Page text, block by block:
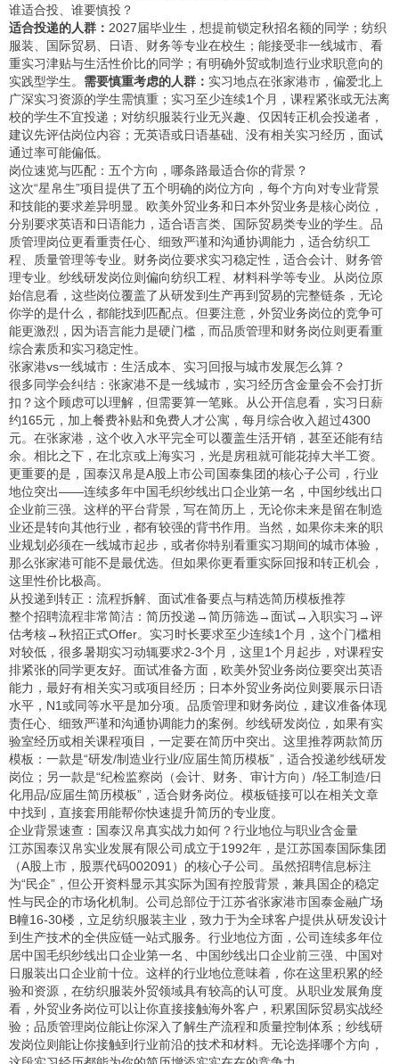
谁适合投、谁要慎投？
适合投递的人群： 2027届毕业生，想提前锁定秋招名额的同学；纺织
服装、国际贸易、日语、财务等专业在校生；能接受非一线城市、看
重实习津贴与生活性价比的同学；有明确外贸或制造行业求职意向的
实践型学生。 需要慎重考虑的人群： 实习地点在张家港市，偏爱北上
广深实习资源的学生需慎重；实习至少连续1个月，课程紧张或无法离
校的学生不宜投递；对纺织服装行业无兴趣、仅因转正机会投递者，
建议先评估岗位内容；无英语或日语基础、没有相关实习经历，面试
通过率可能偏低。
岗位速览与匹配：五个方向，哪条路最适合你的背景？
这次“星帛生”项目提供了五个明确的岗位方向，每个方向对专业背景
和技能的要求差异明显。欧美外贸业务和日本外贸业务是核心岗位，
分别要求英语和日语能力，适合语言类、国际贸易类专业的学生。品
质管理岗位更看重责任心、细致严谨和沟通协调能力，适合纺织工
程、质量管理等专业。财务岗位要求实习稳定性，适合会计、财务管
理专业。纱线研发岗位则偏向纺织工程、材料科学等专业。从岗位原
始信息看，这些岗位覆盖了从研发到生产再到贸易的完整链条，无论
你学的是什么，都能找到匹配点。但要注意，外贸业务岗位的竞争可
能更激烈，因为语言能力是硬门槛，而品质管理和财务岗位则更看重
综合素质和实习稳定性。
张家港vs一线城市：生活成本、实习回报与城市发展怎么算？
很多同学会纠结：张家港不是一线城市，实习经历含金量会不会打折
扣？这个顾虑可以理解，但需要算一笔账。从公开信息看，实习日薪
约165元，加上餐费补贴和免费人才公寓，每月综合收入超过4300
元。在张家港，这个收入水平完全可以覆盖生活开销，甚至还能有结
余。相比之下，在北京或上海实习，光是房租就可能花掉大半工资。
更重要的是，国泰汉帛是A股上市公司国泰集团的核心子公司，行业
地位突出——连续多年中国毛织纱线出口企业第一名，中国纱线出口
企业前三强。这样的平台背景，写在简历上，无论你未来是留在制造
业还是转向其他行业，都有较强的背书作用。当然，如果你未来的职
业规划必须在一线城市起步，或者你特别看重实习期间的城市体验，
那么张家港可能不是最优选。但如果你更看重实际回报和转正机会，
这里性价比极高。
从投递到转正：流程拆解、面试准备要点与精选简历模板推荐
整个招聘流程非常简洁：简历投递→简历筛选→面试→入职实习→评
估考核→秋招正式Offer。实习时长要求至少连续1个月，这个门槛相
对较低，很多暑期实习动辄要求2-3个月，这里1个月起步，对课程安
排紧张的同学更友好。面试准备方面，欧美外贸业务岗位要突出英语
能力，最好有相关实习或项目经历；日本外贸业务岗位则要展示日语
水平，N1或同等水平是加分项。品质管理和财务岗位，建议准备体现
责任心、细致严谨和沟通协调能力的案例。纱线研发岗位，如果有实
验室经历或相关课程项目，一定要在简历中突出。这里推荐两款简历
模板：一款是“研发/制造业行业/应届生简历模板”，适合投递纱线研发
岗位；另一款是“纪检监察岗（会计、财务、审计方向）/轻工制造/日
化用品/应届生简历模板”，适合财务岗位。模板链接可以在相关文章
中找到，直接套用能帮你快速提升简历的专业度。
企业背景速查：国泰汉帛真实战力如何？行业地位与职业含金量
江苏国泰汉帛实业发展有限公司成立于1992年，是江苏国泰国际集团
（A股上市，股票代码002091）的核心子公司。虽然招聘信息标注
为“民企”，但公开资料显示其实际为国有控股背景，兼具国企的稳定
性与民企的市场化机制。公司总部位于江苏省张家港市国泰金融广场
B幢16-30楼，立足纺织服装主业，致力于为全球客户提供从研发设计
到生产技术的全供应链一站式服务。行业地位方面，公司连续多年位
居中国毛织纱线出口企业第一名、中国纱线出口企业前三强、中国对
日服装出口企业前十位。这样的行业地位意味着，你在这里积累的经
验和资源，在纺织服装外贸领域具有较高的认可度。从职业发展角度
看，外贸业务岗位可以让你直接接触海外客户，积累国际贸易实战经
验；品质管理岗位能让你深入了解生产流程和质量控制体系；纱线研
发岗位则能让你接触到行业前沿的技术和材料。无论选择哪个方向，